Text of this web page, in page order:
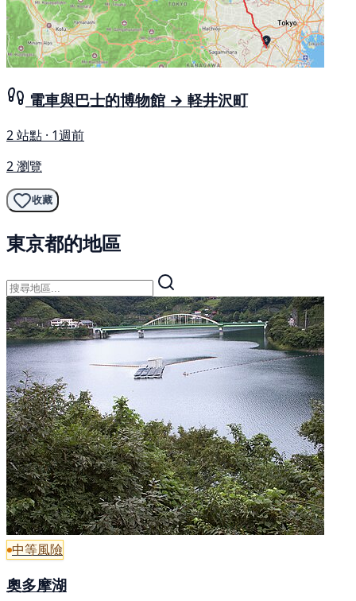
電車與巴士的博物館 → 軽井沢町
2 站點 · 1週前
2 瀏覽
收藏
東京都的地區
中等風險
奧多摩湖